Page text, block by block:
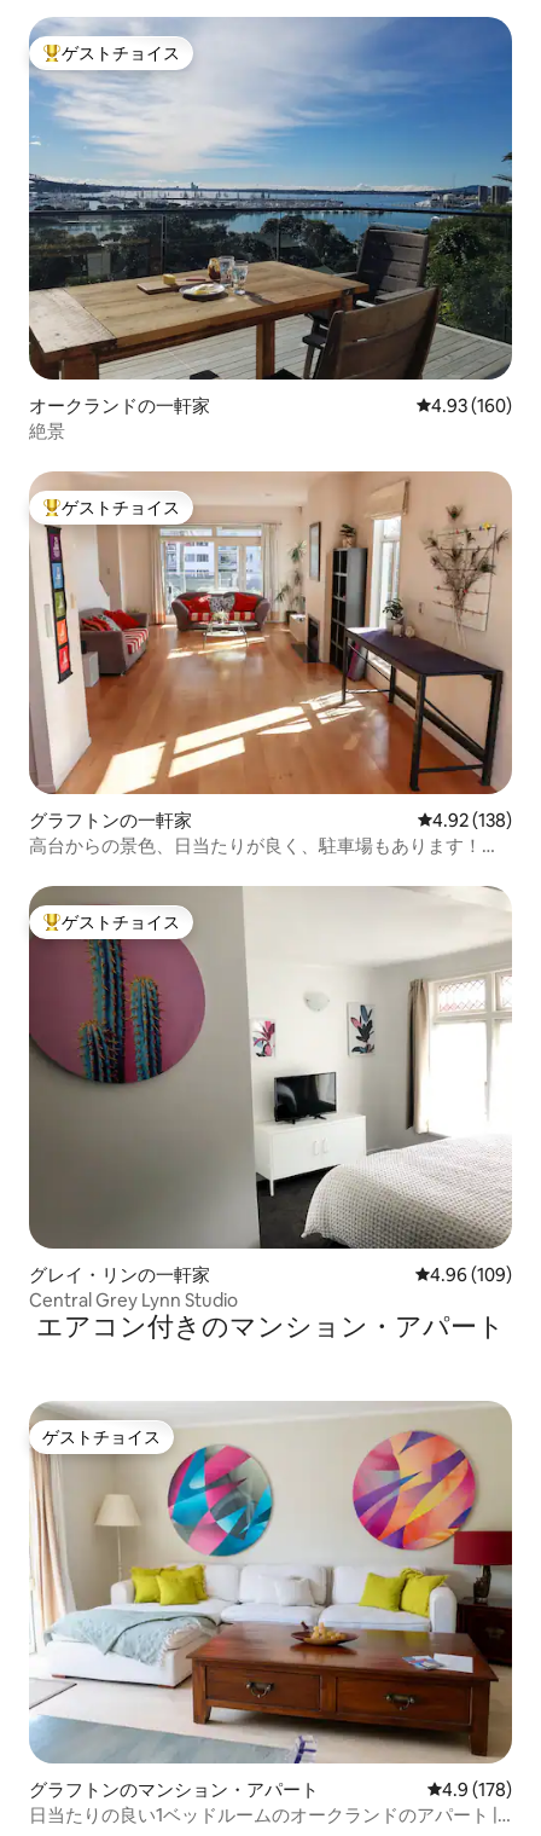
大好評のゲストチョイスです。
ゲストチョイス
オークランドの一軒家 レビュー160
4.93 (160)
絶景
大好評のゲストチョイスです。
ゲストチョイス
グラフトンの一軒家 レビュー138
4.92 (138)
高台からの景色、日当たりが良く、駐車場もあります！寝
大好評のゲストチョイスです。
ゲストチョイス
グレイ・リンの一軒家 レビュー109
4.96 (109)
Central Grey Lynn Studio
エアコン付きのマンション・アパート
ゲストチョイス
ゲストチョイス
グラフトンのマンション・アパート レビュー178
4.9 (178)
日当たりの良い1ベッドルームのオークランドのアパート |